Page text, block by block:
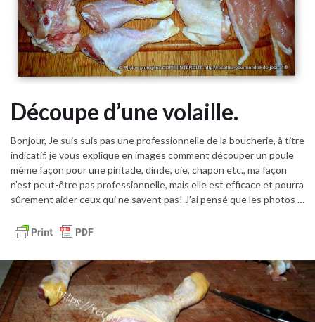
Découpe d’une volaille.
Bonjour, Je suis suis pas une professionnelle de la boucherie, à titre
indicatif, je vous explique en images comment découper un poule
même façon pour une pintade, dinde, oie, chapon etc., ma façon
n’est peut-être pas professionnelle, mais elle est efficace et pourra
sûrement aider ceux qui ne savent pas! J’ai pensé que les photos …